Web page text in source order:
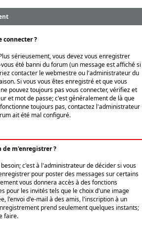
connecter ?
sérieusement, vous devez vous enregistrer
été banni du forum (un message est affiché si
contacter le webmestre ou l'administrateur du
Si vous vous êtes enregistré et que vous
pouvez toujours pas vous connecter, vérifiez et
et mot de passe; c'est généralement de là que
toujours pas, contactez l'administrateur
ait été mal configuré.
de m'enregistrer ?
c'est à l'administrateur de décider si vous
pour poster des messages sur certains
vous donnera accès à des fonctions
pour les invités tels que le choix d'une image
l'envoi d'e-mail à des amis, l'inscription à un
prend seulement quelques instants;
faire.